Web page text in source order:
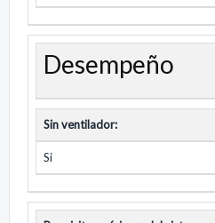
Desempeño
Sin ventilador:
Si